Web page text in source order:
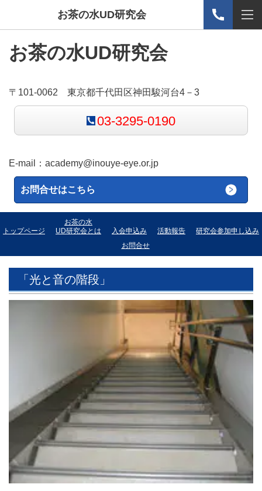
お茶の水UD研究会
お茶の水UD研究会
〒101-0062 東京都千代田区神田駿河台4－3
03-3295-0190
E-mail： academy@inouye-eye.or.jp
お問合せはこちら
トップページ
お茶の水
UD研究会とは
入会申込み 活動報告
研究会参加申し込み
お問合せ
「光と音の階段」